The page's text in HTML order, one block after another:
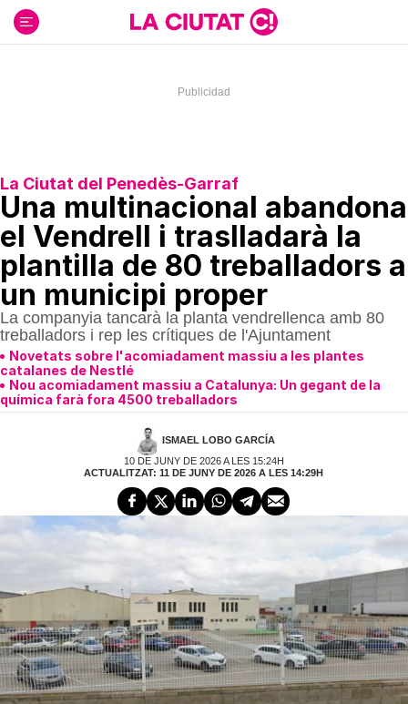
contenido
La Ciutat del Penedès-Garraf
Una multinacional abandona
el Vendrell i traslladarà la
plantilla de 80 treballadors a
un municipi proper
La companyia tancarà la planta vendrellenca amb 80
treballadors i rep les crítiques de l'Ajuntament
Novetats sobre l'acomiadament massiu a les plantes
catalanes de Nestlé
Nou acomiadament massiu a Catalunya: Un gegant de la
química farà fora 4500 treballadors
ISMAEL LOBO GARCÍA
10 DE JUNY DE 2026 A LES 15:24H
ACTUALITZAT: 11 DE JUNY DE 2026 A LES 14:29H